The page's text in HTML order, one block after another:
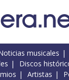
musicales
Discos
Artistas